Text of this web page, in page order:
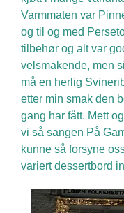
Varmmaten var
og til og med
tilbehør og alt var
velsmakende, men
må en herlig
etter min smak den
gang har fått. Mett
vi så sangen På
kunne så forsyne
variert dessertbord